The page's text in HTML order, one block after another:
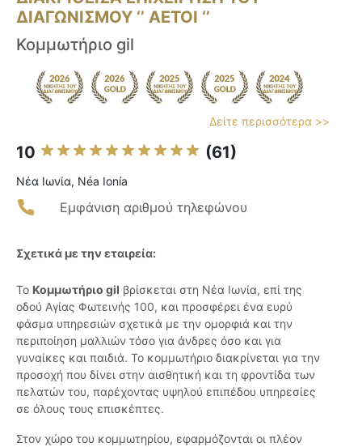
ΔΙΑΓΩΝΙΣΜΟΥ ‘’ ΑΕΤΟΙ ‘’
Κομμωτήριο gil
Δείτε περισσότερα >>
10 (61)
Νέα Ιωνία, Néa Ionía
Εμφάνιση αριθμού τηλεφώνου
Σχετικά με την εταιρεία:
Το Κομμωτήριο gil βρίσκεται στη Νέα Ιωνία, επί της
οδού Αγίας Φωτεινής 100, και προσφέρει ένα ευρύ
φάσμα υπηρεσιών σχετικά με την ομορφιά και την
περιποίηση μαλλιών τόσο για άνδρες όσο και για
γυναίκες και παιδιά. Το κομμωτήριο διακρίνεται για την
προσοχή που δίνει στην αισθητική και τη φροντίδα των
πελατών του, παρέχοντας υψηλού επιπέδου υπηρεσίες
σε όλους τους επισκέπτες.
Στον χώρο του κομμωτηρίου, εφαρμόζονται οι πλέον